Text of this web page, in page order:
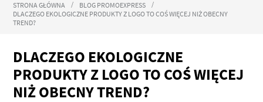
STRONA GŁÓWNA
BLOG PROMOEXPRESS
DLACZEGO EKOLOGICZNE PRODUKTY Z LOGO TO COŚ WIĘCEJ NIŻ OBECNY
TREND?
DLACZEGO EKOLOGICZNE
PRODUKTY Z LOGO TO COŚ WIĘCEJ
NIŻ OBECNY TREND?